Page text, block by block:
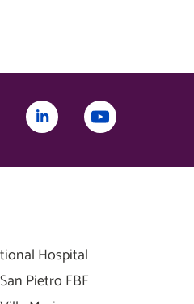
Hospital
Pietro FBF